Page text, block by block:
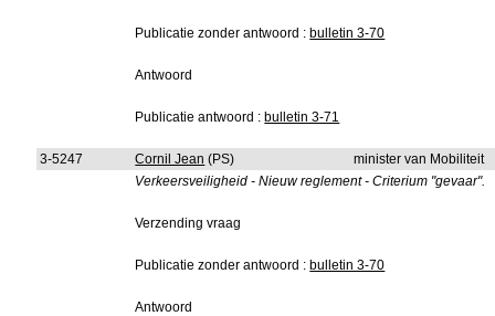
Publicatie zonder antwoord : bulletin 3-70
Antwoord
Publicatie antwoord : bulletin 3-71
3-5247 Cornil Jean (PS)
minister van Mobiliteit
Verkeersveiligheid - Nieuw reglement - Criterium "gevaar".
Verzending vraag
Publicatie zonder antwoord : bulletin 3-70
Antwoord